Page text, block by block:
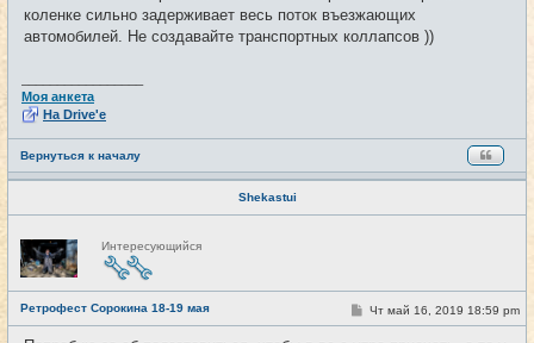
коленке сильно задерживает весь поток въезжающих
автомобилей. Не создавайте транспортных коллапсов ))
Моя анкета
На Drive'e
Вернуться к началу
Shekastui
Н
е
в
с
е
т
и
Интересующийся
Ретрофест Сорокина 18-19 мая #12
С
о
Чт май 16, 2019 18:59 pm